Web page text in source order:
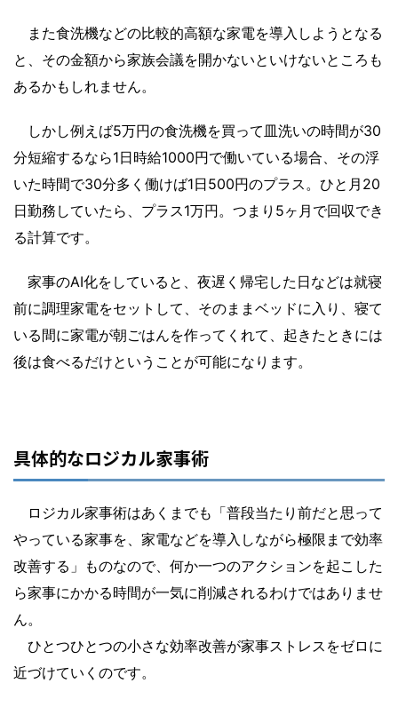
また食洗機などの比較的高額な家電を導入しようとなる
と、その金額から家族会議を開かないといけないところも
あるかもしれません。
しかし例えば5万円の食洗機を買って皿洗いの時間が30
分短縮するなら1日時給1000円で働いている場合、その浮
いた時間で30分多く働けば1日500円のプラス。ひと月20
日勤務していたら、プラス1万円。つまり5ヶ月で回収でき
る計算です。
家事のAI化をしていると、夜遅く帰宅した日などは就寝
前に調理家電をセットして、そのままベッドに入り、寝て
いる間に家電が朝ごはんを作ってくれて、起きたときには
後は食べるだけということが可能になります。
具体的なロジカル家事術
ロジカル家事術はあくまでも「普段当たり前だと思って
やっている家事を、家電などを導入しながら極限まで効率
改善する」ものなので、何か一つのアクションを起こした
ら家事にかかる時間が一気に削減されるわけではありませ
ん。
ひとつひとつの小さな効率改善が家事ストレスをゼロに
近づけていくのです。